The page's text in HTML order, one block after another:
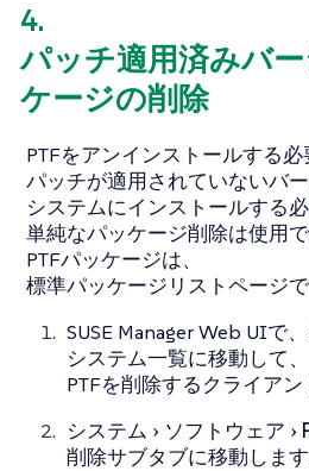
4.
パッチ適用済みバ
ケージの削除
PTFをアンインストールする必
パッチが適用されていないバ
システムにインストールする必
単純なパッケージ削除は使用で
PTFパッケージは、
標準パッケージリストページ
SUSE Manager Web UIで、
システム一覧に移動して、
PTFを削除するクライアン
システム
ソフトウェア
削除サブタブに移動します